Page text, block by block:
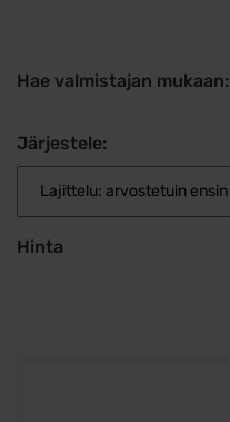
Hae valmistajan mukaan:
Järjestele:
Hinta